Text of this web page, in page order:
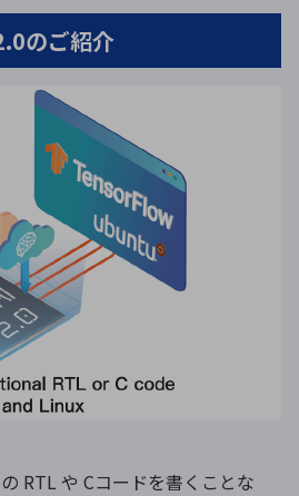
のご紹介
RTL や Cコードを書くことな